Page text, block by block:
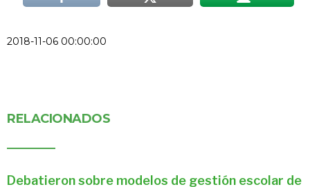
2018-11-06 00:00:00
RELACIONADOS
Debatieron sobre modelos de gestión escolar de